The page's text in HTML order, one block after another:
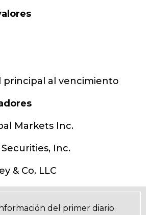
principal al vencimiento
Markets Inc.
Inc.
& Co. LLC
del primer diario